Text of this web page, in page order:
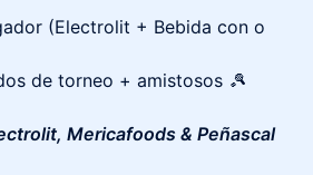
(Electrolit + Bebida con o
de torneo + amistosos 🎾
Mericafoods & Peñascal